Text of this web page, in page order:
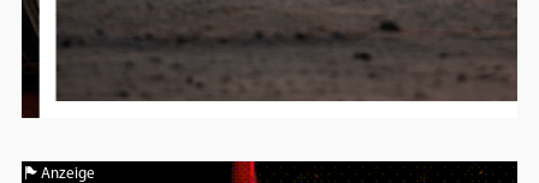
Anzeige